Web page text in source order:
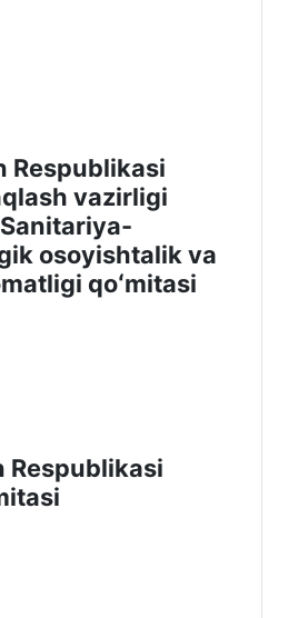
Respublikasi
vazirligi
osoyishtalik va
qoʻmitasi
Respublikasi